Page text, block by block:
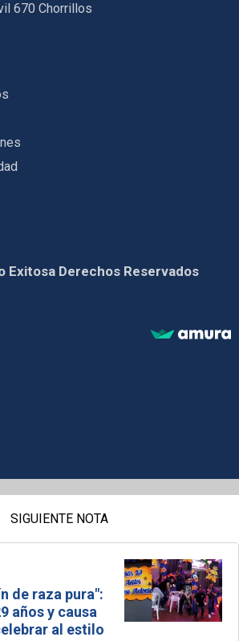
670 Chorrillos
Exitosa Derechos Reservados
SIGUIENTE NOTA
de raza pura":
años y causa
al estilo